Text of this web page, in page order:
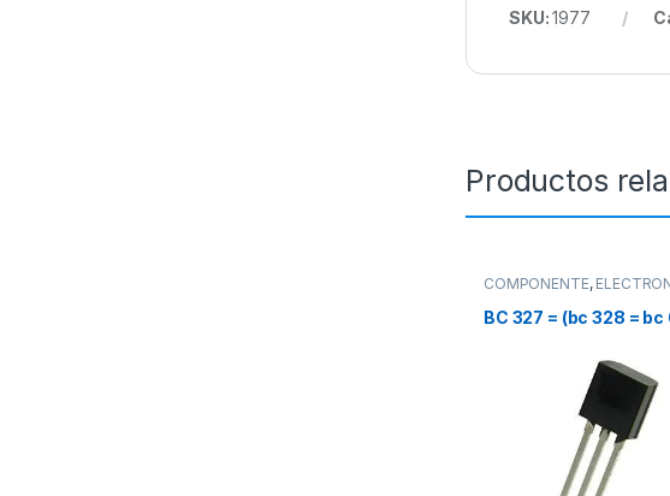
SKU:1977
Productos
COMPONENTE,
BC 327 = (bc 328 = bc